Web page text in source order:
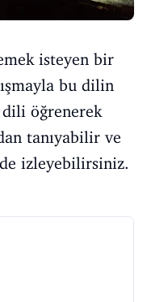
isteyen bir
bu dilin
öğrenerek
tanıyabilir ve
izleyebilirsiniz.